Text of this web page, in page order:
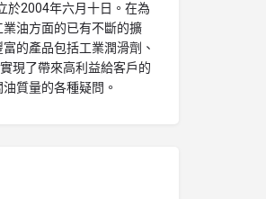
於2004年六月十日。在為
油方面的已有不斷的擴
的產品包括工業潤滑劑、
現了帶來高利益給客戶的
質量的各種疑問。